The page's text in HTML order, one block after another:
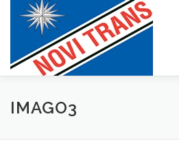
BEVRACHTING
IMAGO3